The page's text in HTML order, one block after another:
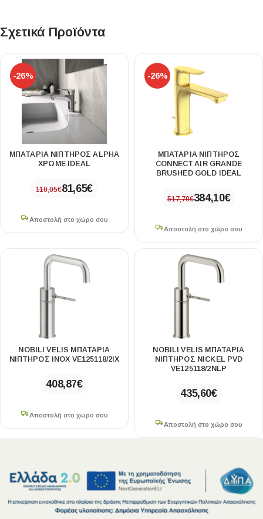
Σχετικά Προϊόντα
-26%
ΜΠΑΤΑΡΙΑ ΝΙΠΤΗΡΟΣ ALPHA
ΧΡΩΜΕ IDEAL
110,05€81,65€
Αποστολή στο χώρο σου
-26%
ΜΠΑΤΑΡΙΑ ΝΙΠΤΗΡΟΣ
CONNECT AIR GRANDE
BRUSHED GOLD IDEAL
517,70€384,10€
Αποστολή στο χώρο σου
NOBILI VELIS ΜΠΑΤΑΡΊΑ
ΝΙΠΤΉΡΟΣ INOX VE125118/2IX
408,87€
Αποστολή στο χώρο σου
NOBILI VELIS ΜΠΑΤΑΡΊΑ
ΝΙΠΤΉΡΟΣ NICKEL PVD
VE125118/2NLP
435,60€
Αποστολή στο χώρο σου